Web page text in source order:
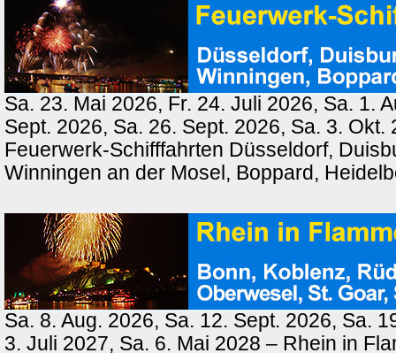
Sa. 23. Mai 2026, Fr. 24. Juli 2026, Sa. 1.
Sept. 2026, Sa. 26. Sept. 2026, Sa. 3. Okt.
Feuerwerk-Schifffahrten Düsseldorf,
Winningen an der Mosel, Boppard,
Sa. 8. Aug. 2026, Sa. 12. Sept. 2026, Sa.
3. Juli 2027, Sa. 6. Mai 2028 – Rhein in